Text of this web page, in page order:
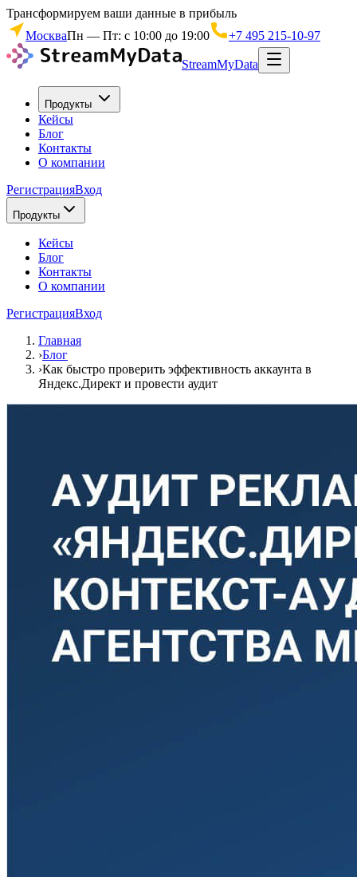
Трансформируем ваши данные в прибыль
МоскваПн — Пт: с 10:00 до 19:00 +7 495 215-10-97
StreamMyData
Продукты
Кейсы
Блог
Контакты
О компании
РегистрацияВход
Продукты
Кейсы
Блог
Контакты
О компании
РегистрацияВход
Главная
›Блог
›Как быстро проверить эффективность аккаунта в
Яндекс.Директ и провести аудит